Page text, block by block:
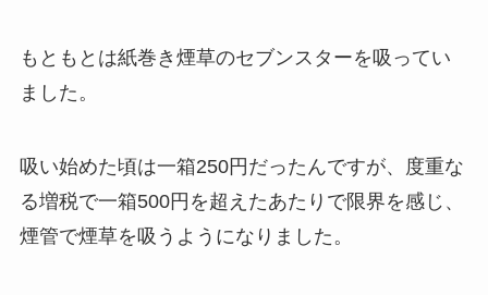
もともとは紙巻き煙草のセブンスターを吸ってい
ました。
吸い始めた頃は一箱250円だったんですが、度重な
る増税で一箱500円を超えたあたりで限界を感じ、
煙管で煙草を吸うようになりました。